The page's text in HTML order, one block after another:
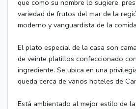
que como su nombre lo sugiere,
variedad de frutos del mar de la
moderno y vanguardista de la
El plato especial de la casa son
de veinte platillos confeccionado
ingrediente. Se ubica en una
queda cerca de varios hoteles de
Está ambientado al mejor estilo de